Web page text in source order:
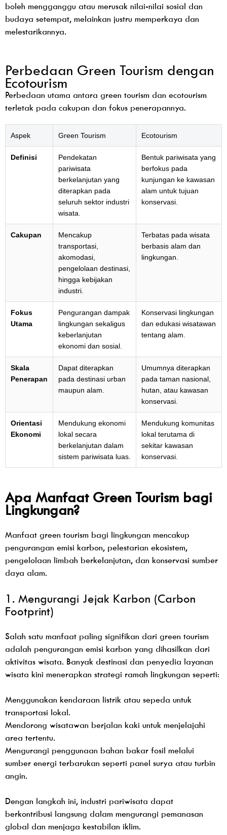
boleh mengganggu atau merusak nilai-nilai sosial dan
budaya setempat, melainkan justru memperkaya dan
melestarikannya.
Perbedaan Green Tourism dengan
Ecotourism
Perbedaan utama antara green tourism dan ecotourism
terletak pada cakupan dan fokus penerapannya.
Aspek Green Tourism Ecotourism
Definisi
Pendekatan
pariwisata
berkelanjutan yang
diterapkan pada
seluruh sektor industri
wisata.
Bentuk pariwisata yang
berfokus pada
kunjungan ke kawasan
alam untuk tujuan
konservasi.
Cakupan
Mencakup
transportasi,
akomodasi,
pengelolaan destinasi,
hingga kebijakan
industri.
Terbatas pada wisata
berbasis alam dan
lingkungan.
Fokus
Utama
Pengurangan dampak
lingkungan sekaligus
keberlanjutan
ekonomi dan sosial.
Konservasi lingkungan
dan edukasi wisatawan
tentang alam.
Skala
Penerapan
Dapat diterapkan
pada destinasi urban
maupun alam.
Umumnya diterapkan
pada taman nasional,
hutan, atau kawasan
konservasi.
Orientasi
Ekonomi
Mendukung ekonomi
lokal secara
berkelanjutan dalam
sistem pariwisata luas.
Mendukung komunitas
lokal terutama di
sekitar kawasan
konservasi.
Apa Manfaat Green Tourism bagi
Lingkungan?
Manfaat green tourism bagi lingkungan mencakup
pengurangan emisi karbon, pelestarian ekosistem,
pengelolaan limbah berkelanjutan, dan konservasi sumber
daya alam.
1. Mengurangi Jejak Karbon (Carbon
Footprint)
Salah satu manfaat paling signifikan dari green tourism
adalah pengurangan emisi karbon yang dihasilkan dari
aktivitas wisata. Banyak destinasi dan penyedia layanan
wisata kini menerapkan strategi ramah lingkungan seperti:
Menggunakan kendaraan listrik atau sepeda untuk
transportasi lokal.
Mendorong wisatawan berjalan kaki untuk menjelajahi
area tertentu.
Mengurangi penggunaan bahan bakar fosil melalui
sumber energi terbarukan seperti panel surya atau turbin
angin.
Dengan langkah ini, industri pariwisata dapat
berkontribusi langsung dalam mengurangi pemanasan
global dan menjaga kestabilan iklim.